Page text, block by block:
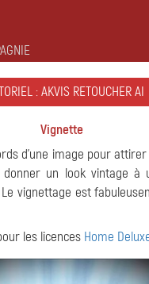
: AKVIS RETOUCHER AI
Vignette
d'une image pour
un look vintage
vignettage est
les licences Home